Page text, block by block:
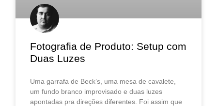
Fotografia de Produto: Setup com
Duas Luzes
Uma garrafa de Beck’s, uma mesa de cavalete,
um fundo branco improvisado e duas luzes
apontadas pra direções diferentes. Foi assim que